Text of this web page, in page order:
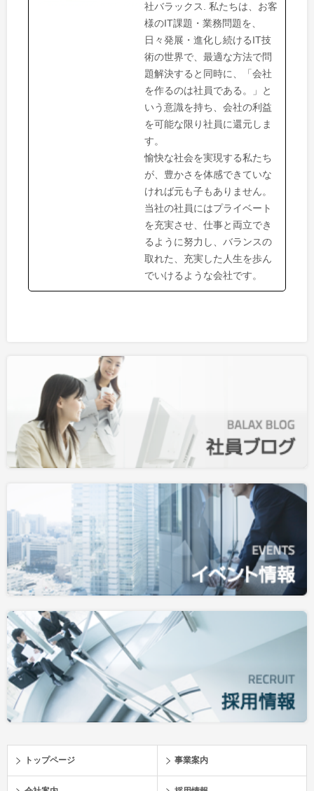
社バラックス. 私たちは、お客
様のIT課題・業務問題を、
日々発展・進化し続けるIT技
術の世界で、最適な方法で問
題解決すると同時に、「会社
を作るのは社員である。」と
いう意識を持ち、会社の利益
を可能な限り社員に還元しま
す。
愉快な社会を実現する私たち
が、豊かさを体感できていな
ければ元も子もありません。
当社の社員にはプライベート
を充実させ、仕事と両立でき
るように努力し、バランスの
取れた、充実した人生を歩ん
でいけるような会社です。
トップページ 事業案内